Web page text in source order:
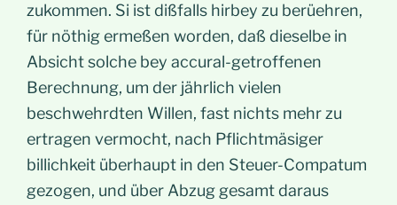
zukommen. Si ist dißfalls hirbey zu berüehren,
für nöthig ermeßen worden, daß dieselbe in
Absicht solche bey accural-getroffenen
Berechnung, um der jährlich vielen
beschwehrdten Willen, fast nichts mehr zu
ertragen vermocht, nach Pflichtmäsiger
billichkeit überhaupt in den Steuer-Compatum
gezogen, und über Abzug gesamt daraus